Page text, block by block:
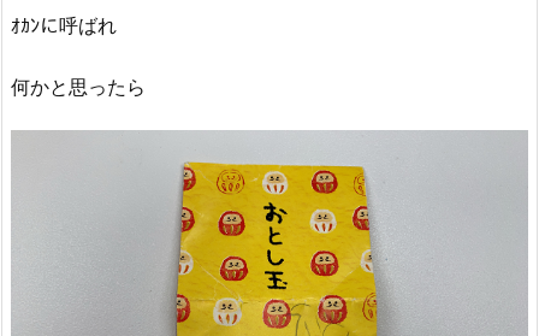
ｵｶﾝに呼ばれ
何かと思ったら